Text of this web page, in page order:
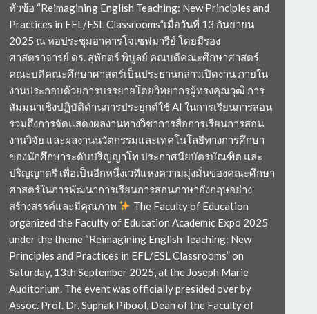
หัวข้อ “Reimagining English Teaching: New Principles and
Practices in EFL/ESL Classrooms”เมื่อวันที่ 13 กันยายน
2025 ณ หอประชุมอาคารโจเซฟมารีย์ โดยมีรอง
ศาสตราจารย์ ดร. สุพักตร์ พิบูลย์ คณบดีคณะศึกษาศาสตร์
คณะบดีคณะศึกษาศาสตร์เป็นประธานกล่าวเปิดงาน ภายใน
งานประกอบด้วยการบรรยายโดยวิทยากรผู้ทรงคุณวุฒิ การ
สัมมนาเชิงปฏิบัติด้านการประยุกต์ใช้ AI ในการเรียนการสอน
รวมถึงการจัดแสดงผลงานทางวิชาการสื่อการเรียนการสอน
งานวิจัย และผลงานนวัตกรรมและเทคโนโลยีทางการศึกษา
ของนักศึกษาระดับปริญญาโท ประกาศนียบัตรบัณฑิต และ
ปริญญาตรี เพื่อเป็นอีกหนึ่งเวทีแห่งความมุ่งมั่นของคณะศึกษา
ศาสตร์ในการพัฒนาการเรียนการสอนภาษาอังกฤษอย่าง
สร้างสรรค์และมีคุณภาพ
The Faculty of Education
organized the Faculty of Education Academic Expo 2025
under the theme “Reimagining English Teaching: New
Principles and Practices in EFL/ESL Classrooms” on
Saturday, 13th September 2025, at the Joseph Marie
Auditorium. The event was officially presided over by
Assoc. Prof. Dr. Suphak Pibool, Dean of the Faculty of